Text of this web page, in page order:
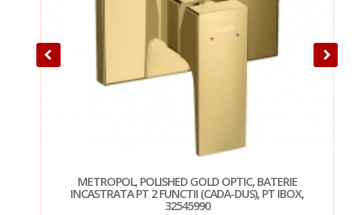
METROPOL, POLISHED GOLD OPTIC, BATERIE
INCASTRATA PT 2 FUNCTII (CADA-DUS), PT IBOX,
32545990